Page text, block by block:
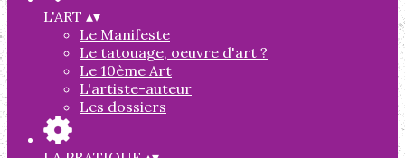
L'ART ▴▾
Le Manifeste
Le tatouage, oeuvre d'art ?
Le 10ème Art
L'artiste-auteur
Les dossiers